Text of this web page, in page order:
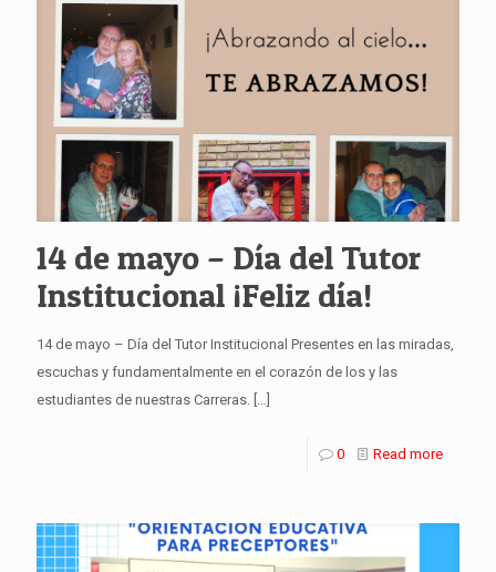
14 de mayo – Día del Tutor
Institucional ¡Feliz día!
14 de mayo – Día del Tutor Institucional Presentes en las miradas,
escuchas y fundamentalmente en el corazón de los y las
estudiantes de nuestras Carreras.
0 Read more